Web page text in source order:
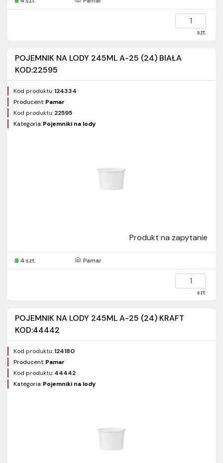
szt.
POJEMNIK NA LODY 245ML A-25 (24) BIAŁA
KOD:22595
Kod produktu:124334
Producent:Pamar
Kod produktu:22595
Kategoria:Pojemniki na lody
Produkt na zapytanie
4 szt. Pamar
szt.
POJEMNIK NA LODY 245ML A-25 (24) KRAFT
KOD:44442
Kod produktu:124180
Producent:Pamar
Kod produktu:44442
Kategoria:Pojemniki na lody